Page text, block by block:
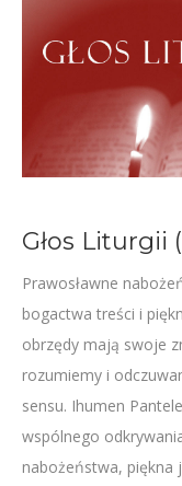
Głos Liturgii
Prawosławne
bogactwa treści i
obrzędy mają swoje
rozumiemy i
sensu. Ihumen
wspólnego
nabożeństwa, piękna